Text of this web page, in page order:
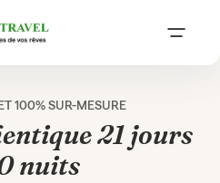
100% SUR-MESURE
21 jours
nuits